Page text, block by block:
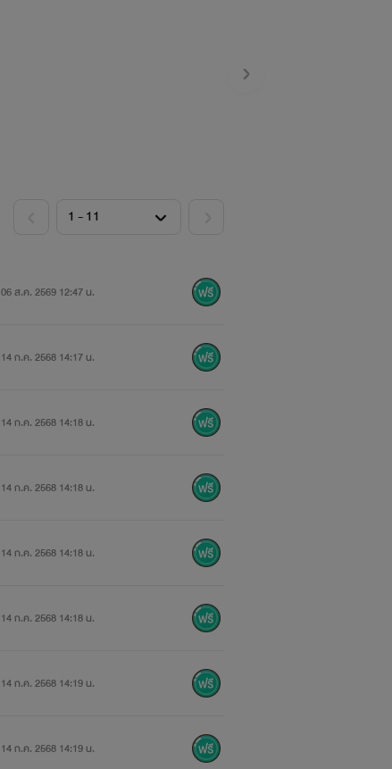
06 ส.ค. 2569 12:47 น.
14 ก.ค. 2568 14:17 น.
14 ก.ค. 2568 14:18 น.
14 ก.ค. 2568 14:18 น.
14 ก.ค. 2568 14:18 น.
14 ก.ค. 2568 14:18 น.
14 ก.ค. 2568 14:19 น.
14 ก.ค. 2568 14:19 น.